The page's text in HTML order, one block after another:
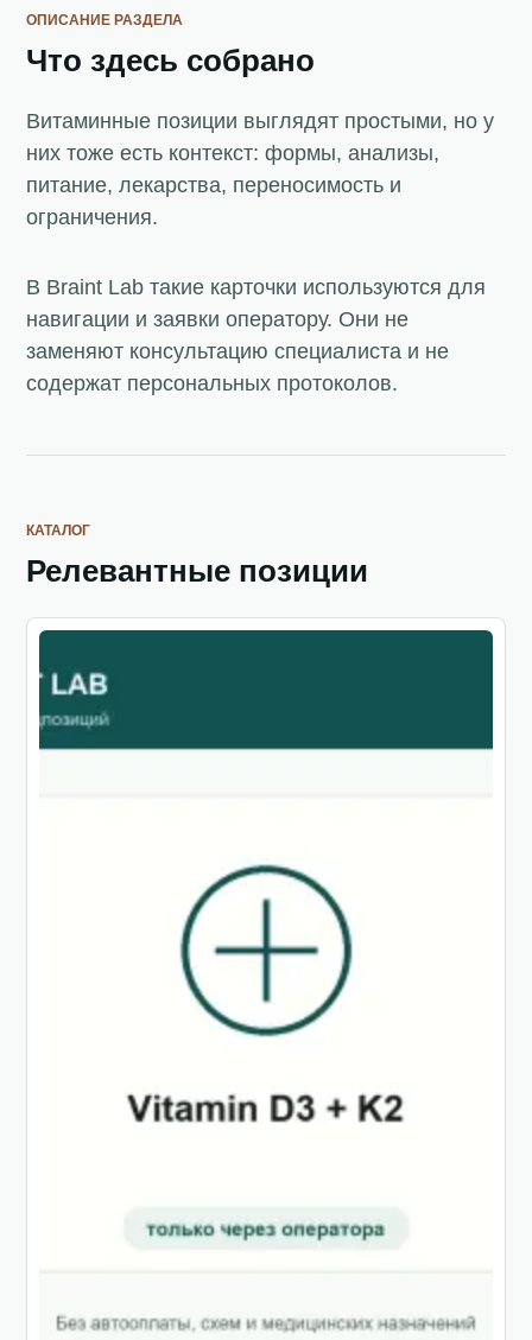
ОПИСАНИЕ РАЗДЕЛА
Что здесь собрано
Витаминные позиции выглядят простыми, но у
них тоже есть контекст: формы, анализы,
питание, лекарства, переносимость и
ограничения.
В Braint Lab такие карточки используются для
навигации и заявки оператору. Они не
заменяют консультацию специалиста и не
содержат персональных протоколов.
КАТАЛОГ
Релевантные позиции